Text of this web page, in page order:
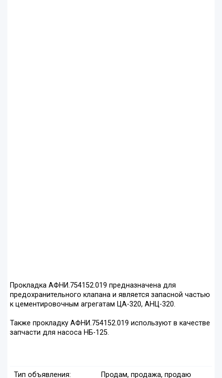
Прокладка АФНИ.754152.019 предназначена для
предохранительного клапана и является запасной частью
к цементировочным агрегатам ЦА-320, АНЦ-320.
Также прокладку АФНИ.754152.019 используют в качестве
запчасти для насоса НБ-125.
Тип объявления: Продам, продажа, продаю